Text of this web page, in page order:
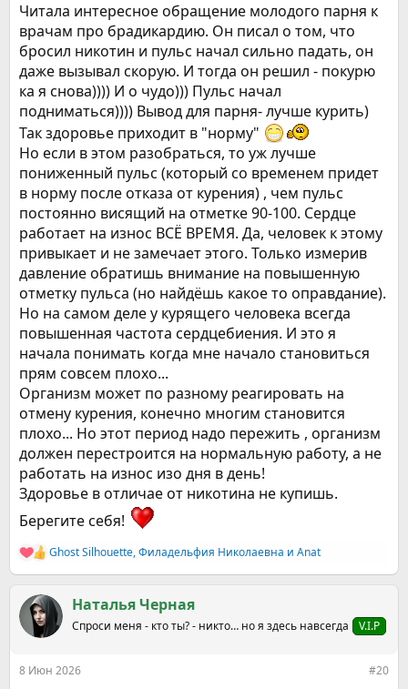
Читала интересное обращение молодого парня к
врачам про брадикардию. Он писал о том, что
бросил никотин и пульс начал сильно падать, он
даже вызывал скорую. И тогда он решил - покурю
ка я снова)))) И о чудо))) Пульс начал
подниматься)))) Вывод для парня- лучше курить)
Так здоровье приходит в "норму"
Но если в этом разобраться, то уж лучше
пониженный пульс (который со временем придет
в норму после отказа от курения) , чем пульс
постоянно висящий на отметке 90-100. Сердце
работает на износ ВСЁ ВРЕМЯ. Да, человек к этому
привыкает и не замечает этого. Только измерив
давление обратишь внимание на повышенную
отметку пульса (но найдёшь какое то оправдание).
Но на самом деле у курящего человека всегда
повышенная частота сердцебиения. И это я
начала понимать когда мне начало становиться
прям совсем плохо...
Организм может по разному реагировать на
отмену курения, конечно многим становится
плохо... Но этот период надо пережить , организм
должен перестроится на нормальную работу, а не
работать на износ изо дня в день!
Здоровье в отличае от никотина не купишь.
Берегите себя!
Р
е
к
ц
и
Ghost Silhouette,Филадельфия Николаевна и Anat
Наталья Черная
Спроси меня - кто ты? - никто… но я здесь навсегда V.I.P
8 Июн 2026 #20